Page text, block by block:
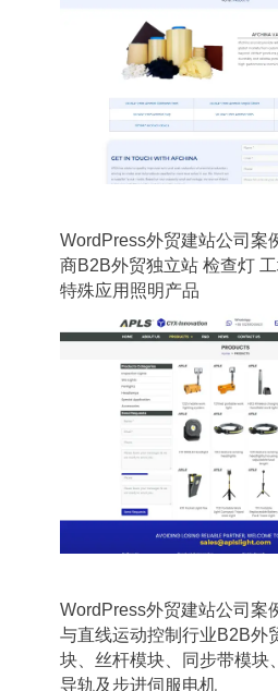
WordPress外贸建站公司案
商B2B外贸独立站 检查灯
特殊应用照明产品
WordPress外贸建站公司案
与直线运动控制行业B2B外
块、丝杆模块、同步带模块
导轨及步进伺服电机